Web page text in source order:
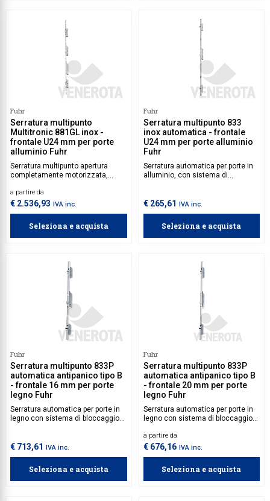
Fuhr
Serratura multipunto
Multitronic 881GL inox -
frontale U24 mm per porte
alluminio Fuhr
Serratura multipunto apertura
completamente motorizzata,
Dotata di sistema di bloccaggio in
tre punti, con gancio e doppio
punzone sia nella parte superiore
a partire da
€ 2.536,93 IVA inc.
Seleziona e acquista
Fuhr
Serratura multipunto 833
inox automatica - frontale
U24 mm per porte alluminio
Fuhr
Serratura automatica per porte in
alluminio, con sistema di
catenaccio.
€ 265,61 IVA inc.
Seleziona e acquista
Fuhr
Serratura multipunto 833P
automatica antipanico tipo B
- frontale 16 mm per porte
legno Fuhr
Serratura automatica per porte in
legno con sistema di bloccaggio a
catenaccio. Ideale per porte
antipanico, resistente al fuoco, per
€ 713,61 IVA inc.
Seleziona e acquista
Fuhr
Serratura multipunto 833P
automatica antipanico tipo B
- frontale 20 mm per porte
legno Fuhr
Serratura automatica per porte in
legno con sistema di bloccaggio a
inferiore e centrale, più
catenaccio. Ideale per porte
antipanico, resistente al fuoco, per
a partire da
€ 676,16 IVA inc.
Seleziona e acquista